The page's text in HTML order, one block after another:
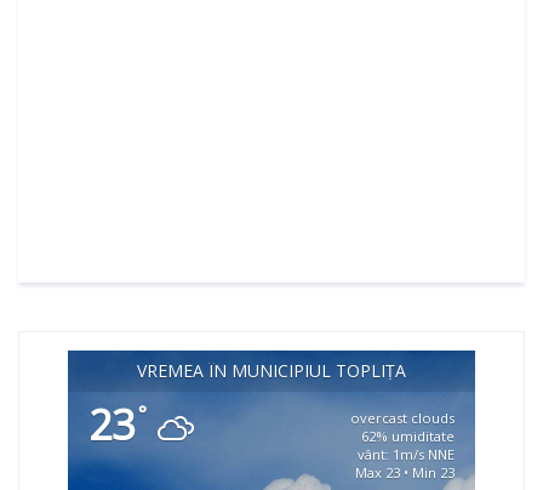
VREMEA ÎN MUNICIPIUL TOPLIȚA
23°
overcast clouds
62% umiditate
vânt: 1m/s NNE
Max 23 • Min 23